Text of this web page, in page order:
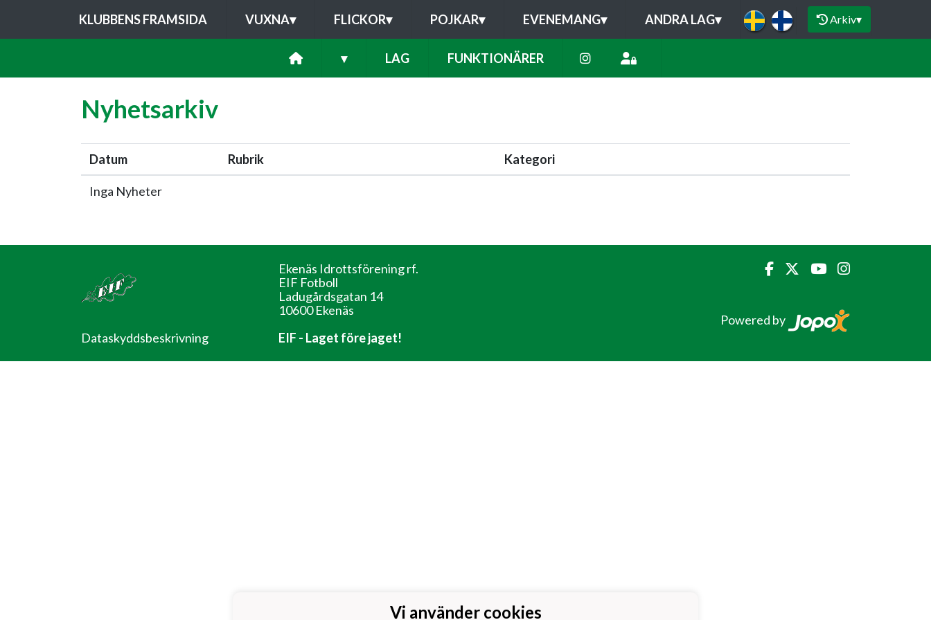
KLUBBENS FRAMSIDA VUXNA▾ FLICKOR▾ POJKAR▾ EVENEMANG▾ ANDRA LAG▾ Arkiv▾
▾ LAG FUNKTIONÄRER
Nyhetsarkiv
Datum Rubrik Kategori
Inga Nyheter
Dataskyddsbeskrivning
Ekenäs Idrottsförening rf.
EIF Fotboll
Ladugårdsgatan 14
10600 Ekenäs
EIF - Laget före jaget!
Powered by
Vi använder cookies